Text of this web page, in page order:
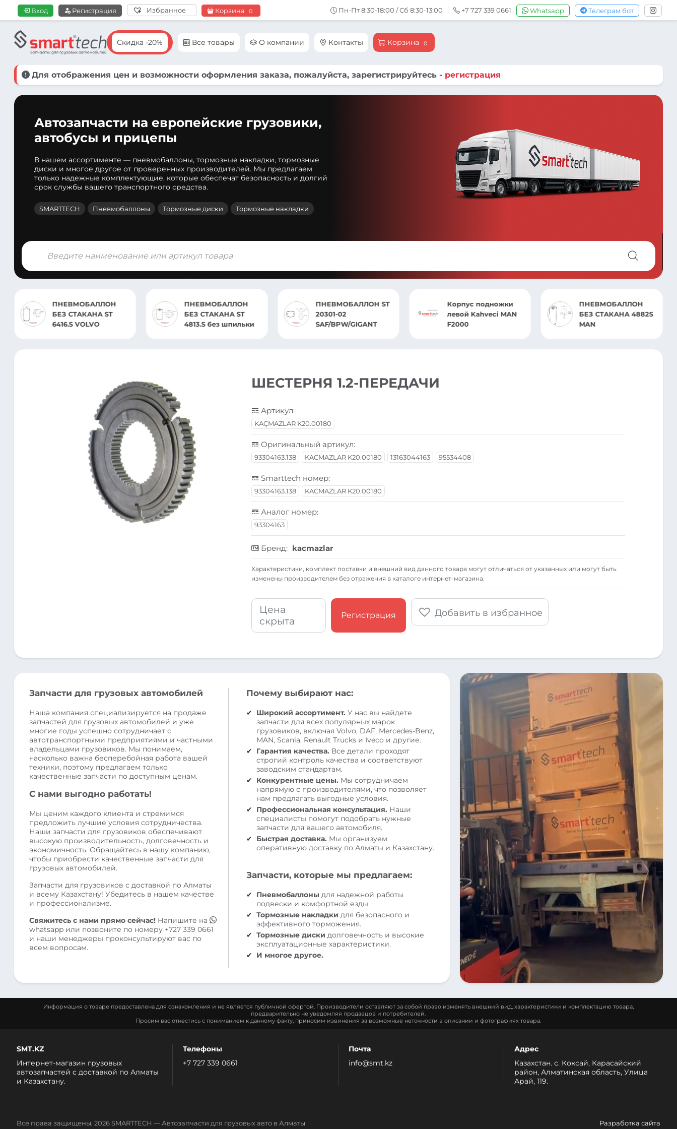
Вход Регистрация Избранное Корзина 0 Пн-Пт 8:30-18:00 / Сб 8:30-13:00 +7 727 339 0661 Whatsapp Телеграм бот
Скидка -20% Все товары О компании Контакты Корзина 0
Для отображения цен и возможности оформления заказа, пожалуйста, зарегистрируйтесь - регистрация
Автозапчасти на европейские грузовики,
автобусы и прицепы
В нашем ассортименте — пневмобаллоны, тормозные накладки, тормозные
диски и многое другое от проверенных производителей. Мы предлагаем
только надежные комплектующие, которые обеспечат безопасность и долгий
срок службы вашего транспортного средства.
SMARTTECH Пневмобаллоны Тормозные диски Тормозные накладки
Поиск
товаров
ПНЕВМОБАЛЛОН
БЕЗ СТАКАНА ST
6416.S VOLVO
ПНЕВМОБАЛЛОН
БЕЗ СТАКАНА ST
4813.S без шпильки
ПНЕВМОБАЛЛОН ST
20301-02
SAF/BPW/GIGANT
Корпус подножки
левой Kahveci MAN
F2000
ПНЕВМОБАЛЛОН
БЕЗ СТАКАНА 4882S
MAN
ШЕСТЕРНЯ 1.2-ПЕРЕДАЧИ
Артикул:
KAÇMAZLAR K20.00180
Оригинальный артикул:
93304163.138 KACMAZLAR K20.00180 13163044163 95534408
Smarttech номер:
93304163.138 KACMAZLAR K20.00180
Аналог номер:
93304163
Бренд: kacmazlar
Xарактеристики, комплект поставки и внешний вид данного товара могут отличаться от указанных или могут быть
изменены производителем без отражения в каталоге интернет-магазина.
Цена
скрыта
Регистрация Добавить в избранное
Запчасти для грузовых автомобилей
Наша компания специализируется на продаже
запчастей для грузовых автомобилей и уже
многие годы успешно сотрудничает с
автотранспортными предприятиями и частными
владельцами грузовиков. Мы понимаем,
насколько важна бесперебойная работа вашей
техники, поэтому предлагаем только
качественные запчасти по доступным ценам.
С нами выгодно работать!
Мы ценим каждого клиента и стремимся
предложить лучшие условия сотрудничества.
Наши запчасти для грузовиков обеспечивают
высокую производительность, долговечность и
экономичность. Обращайтесь в нашу компанию,
чтобы приобрести качественные запчасти для
грузовых автомобилей.
Запчасти для грузовиков с доставкой по Алматы
и всему Казахстану! Убедитесь в нашем качестве
и профессионализме.
Свяжитесь с нами прямо сейчас! Напишите на
whatsapp или позвоните по номеру +727 339 0661
и наши менеджеры проконсультируют вас по
всем вопросам.
Почему выбирают нас:
Широкий ассортимент. У нас вы найдете
запчасти для всех популярных марок
грузовиков, включая Volvo, DAF, Mercedes-Benz,
MAN, Scania, Renault Trucks и Iveco и другие.
Гарантия качества. Все детали проходят
строгий контроль качества и соответствуют
заводским стандартам.
Конкурентные цены. Мы сотрудничаем
напрямую с производителями, что позволяет
нам предлагать выгодные условия.
Профессиональная консультация. Наши
специалисты помогут подобрать нужные
запчасти для вашего автомобиля.
Быстрая доставка. Мы организуем
оперативную доставку по Алматы и Казахстану.
Запчасти, которые мы предлагаем:
Пневмобаллоны для надежной работы
подвески и комфортной езды.
Тормозные накладки для безопасного и
эффективного торможения.
Тормозные диски долговечность и высокие
эксплуатационные характеристики.
И многое другое.
Информация о товаре предоставлена для ознакомления и не является публичной офертой. Производители оставляют за собой право изменять внешний вид, характеристики и комплектацию товара,
предварительно не уведомляя продавцов и потребителей.
Просим вас отнестись с пониманием к данному факту, приносим извинения за возможные неточности в описании и фотографиях товара.
SMT.KZ
Интернет-магазин грузовых
автозапчастей c доставкой по Алматы
и Казахстану.
Телефоны
+7 727 339 0661
Почта
info@smt.kz
Адрес
Казахстан. с. Коксай, Карасайский
район, Алматинская область, Улица
Арай, 119.
Все права защищены, 2026 SMARTTECH — Автозапчасти для грузовых авто в Алматы Разработка сайта